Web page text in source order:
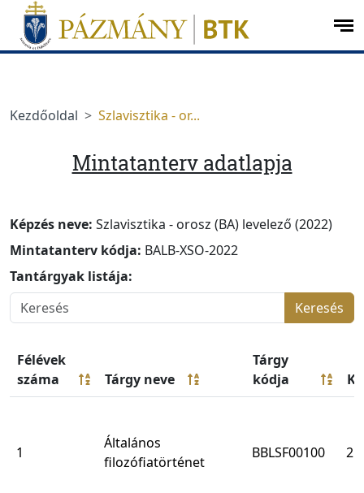
Ugrás a menüre
Ugrás a tartalomra
Kezdőoldal Szlavisztika - or...
Mintatanterv adatlapja
Képzés neve: Szlavisztika - orosz (BA) levelező (2022)
Mintatanterv kódja: BALB-XSO-2022
Tantárgyak listája:
Keresés
Félévek
száma
Tárgy neve
Tárgy
kódja
1
Általános
filozófiatörténet
BBLSF00100 2